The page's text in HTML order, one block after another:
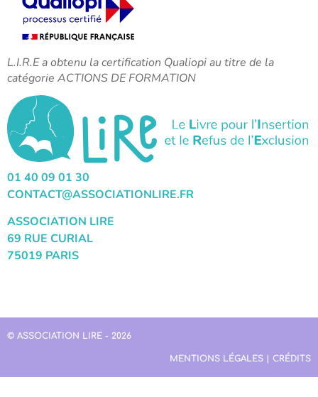
L.I.R.E a obtenu la certification Qualiopi au titre de la
catégorie ACTIONS DE FORMATION
01 40 09 01 30
CONTACT@ASSOCIATIONLIRE.FR
ASSOCIATION LIRE
69 RUE CURIAL
75019 PARIS
© ASSOCIATION LIRE - 2026
MENTIONS LÉGALES | CRÉDITS